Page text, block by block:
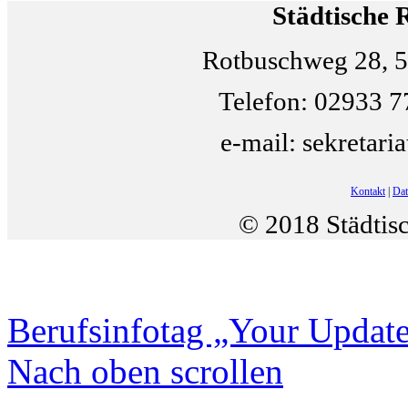
Städtische
Rotbuschweg 28,
Telefon: 02933
e-mail:
Kontakt|
© 2018
Berufsinfotag „Your
Nach oben scrollen